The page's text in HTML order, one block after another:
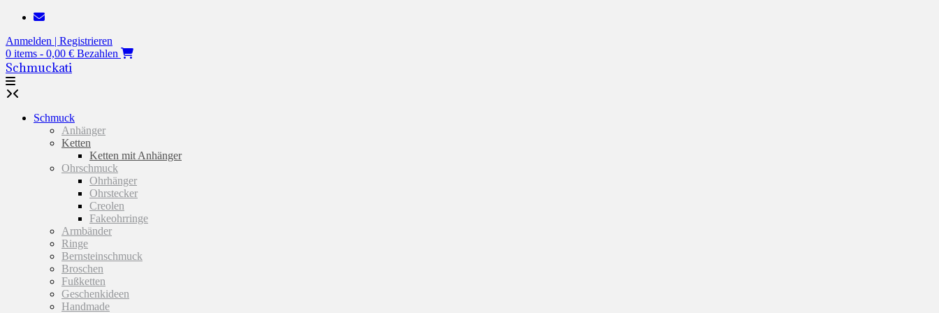
Zum
springen
Anmelden | Registrieren
0 items - 0,00 € Bezahlen
Schmuckati
Schmuck
Anhänger
Ketten
Ketten mit Anhänger
Ohrschmuck
Ohrhänger
Ohrstecker
Creolen
Fakeohrringe
Armbänder
Ringe
Bernsteinschmuck
Broschen
Fußketten
Geschenkideen
Handmade